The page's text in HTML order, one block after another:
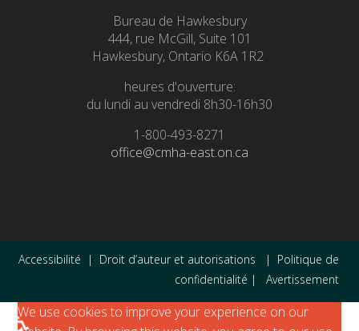
Bureau de Hawkesbury
444, rue McGill, Suite 101
Hawkesbury, Ontario K6A 1R2
heures d'ouverture:
du lundi au vendredi 8h30-16h30
1-800-493-8271
office@cmha-east.on.ca
Accessibilité | Droit d’auteur et autorisations | Politique de
confidentialité | Avertissement
We use cookies to improve your experience on our